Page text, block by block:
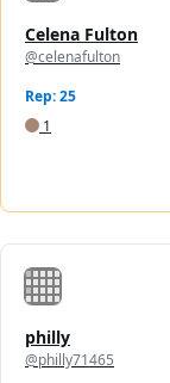
Celena Fulton
@celenafulton
Rep: 25
1
philly
@philly71465